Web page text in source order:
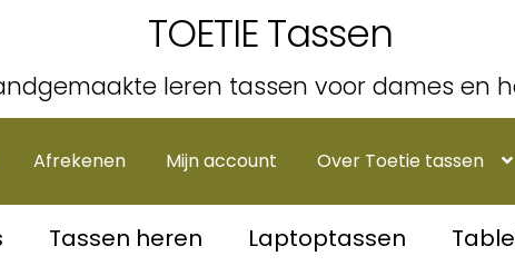
TOETIE Tassen
leren tassen voor dames en
Afrekenen Mijn account Over Toetie tassen
Tassen heren Laptoptassen